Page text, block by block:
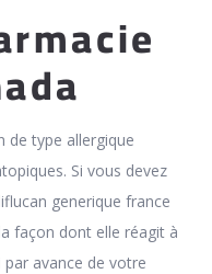
de type allergique
Si vous devez
generique france
façon dont elle réagit à
avance de votre